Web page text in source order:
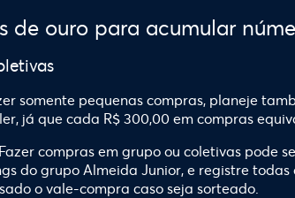
de ouro para acumular
somente pequenas compras, planeje
já que cada R$ 300,00 em compras
Fazer compras em grupo ou coletivas pode
do grupo Almeida Junior, e registre
o vale-compra caso seja sorteado.